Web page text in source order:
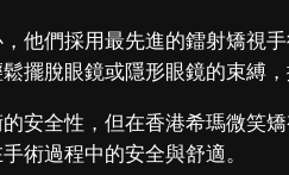
他們採用最先進的鐳射矯視
擺脫眼鏡或隱形眼鏡的束縛，
安全性，但在香港希瑪微笑
術過程中的安全與舒適。